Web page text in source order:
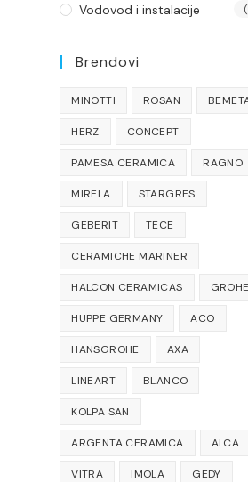
Vodovod i instalacije
Brendovi
MINOTTI ROSAN
HERZ CONCEPT
PAMESA CERAMICA RAGNO
MIRELA STARGRES
GEBERIT TECE
CERAMICHE MARINER
HALCON CERAMICAS GROHE
HUPPE GERMANY ACO
HANSGROHE AXA
LINEART BLANCO
KOLPA SAN
ARGENTA CERAMICA ALCA
VITRA IMOLA GEDY